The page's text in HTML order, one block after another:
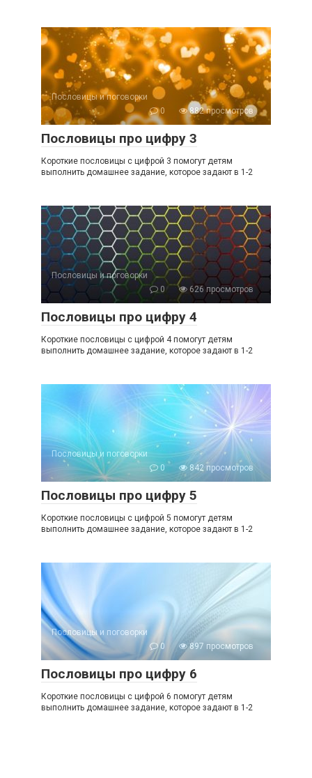
Пословицы и поговорки
0
882 просмотров
Пословицы про цифру 3
Короткие пословицы с цифрой 3 помогут детям
выполнить домашнее задание, которое задают в 1-2
Пословицы и поговорки
0
626 просмотров
Пословицы про цифру 4
Короткие пословицы с цифрой 4 помогут детям
выполнить домашнее задание, которое задают в 1-2
Пословицы и поговорки
0
842 просмотров
Пословицы про цифру 5
Короткие пословицы с цифрой 5 помогут детям
выполнить домашнее задание, которое задают в 1-2
Пословицы и поговорки
0
897 просмотров
Пословицы про цифру 6
Короткие пословицы с цифрой 6 помогут детям
выполнить домашнее задание, которое задают в 1-2